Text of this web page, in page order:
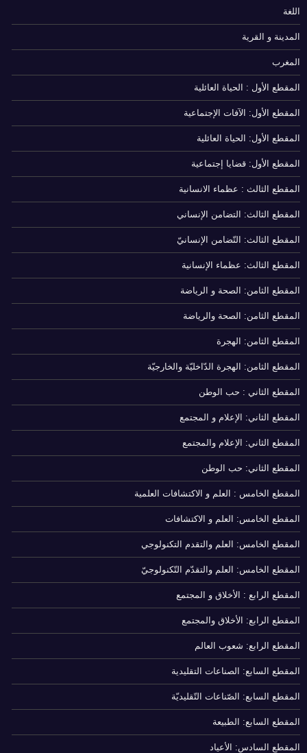
اللغة
المدينة و القرية
المغرب
المقطع الأول : الحياة العائلية
المقطع الأول: الآفات الإجتماعية
المقطع الأول: الحياة العائلية
المقطع الأول: قضايا إجتماعية
المقطع الثالث : عظماء الانسانية
المقطع الثالث: التضامن الإنساني
المقطع الثالث: التّضامن الإنسانيّ
المقطع الثالث: عظماء الإنسانية
المقطع الثامن: الصحة و الرياضة
المقطع الثامن: الصحة والرياضة
المقطع الثامن: الهجرة
المقطع الثامن: الهجرة الدّاخليّة والخارجيّة
المقطع الثاني : حب الوطن
المقطع الثاني: الإعلام و المجتمع
المقطع الثاني: الإعلام والمجتمع
المقطع الثاني: حب الوطن
المقطع الخامس : العلم و الاكتشافات العلمية
المقطع الخامس: العلم و الاكتشافات
المقطع الخامس: العلم والتقدم التكنولوجي
المقطع الخامس: العلم والتقدّم التّكنولوجيّ
المقطع الرابع : الأخلاق و المجتمع
المقطع الرابع: الأخلاق والمجتمع
المقطع الرابع: شعوب العالم
المقطع السابع: الصناعات التقليدية
المقطع السابع: الصّناعات التّقليديّة
المقطع السابع: الطبيعة
المقطع السادس: الأعياد